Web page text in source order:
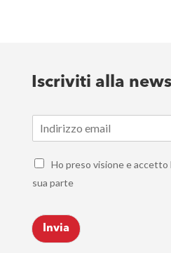
Iscriviti alla
m
*
C
e
k
b
o
Ho preso visione e accetto
sua parte
Invia